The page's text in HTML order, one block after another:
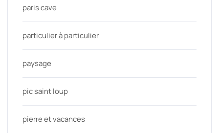
paris cave
particulier à particulier
paysage
pic saint loup
pierre et vacances